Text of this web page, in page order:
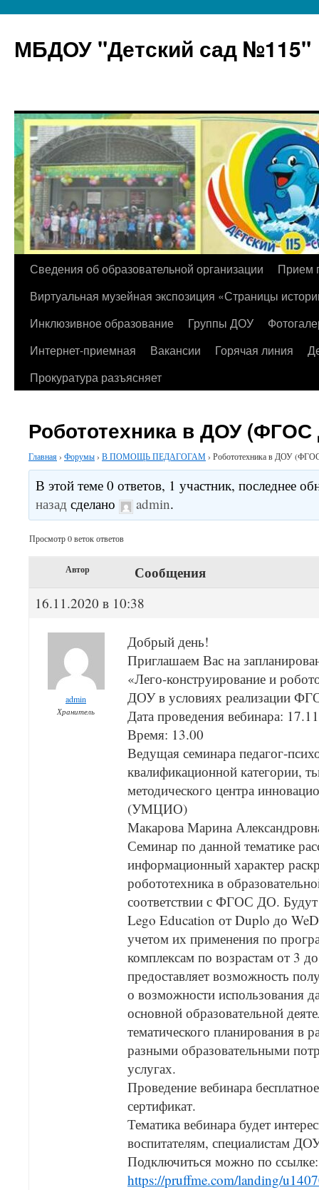
МБДОУ "Детский сад №115"
Перейти
содержимому
Сведения об образовательной организации
Прием
Виртуальная музейная экспозиция «Страницы
Инклюзивное образование
Группы ДОУ
Интернет-приемная
Вакансии Горячая линия
Прокуратура разъясняет
Робототехника в ДОУ
Главная› Форумы› В ПОМОЩЬ ПЕДАГОГАМ› Робототехника в ДОУ
В этой теме 0 ответов, 1 участник, последнее
назад сделано admin.
Просмотр 0 веток ответов
Автор Сообщения
16.11.2020 в 10:38
admin
Хранитель
Добрый день!
Приглашаем Вас на
«Лего-конструирование и
ДОУ в условиях реализации
Дата проведения вебинара:
Время: 13.00
Ведущая семинара педагог-
квалификационной категории,
методического центра
(УМЦИО)
Макарова Марина
Семинар по данной тематике
информационный характер
робототехника в
соответствии с ФГОС ДО. Будут
Lego Education от Duplo до
учетом их применения по
комплексам по возрастам от 3
предоставляет возможность
о возможности использования
основной образовательной
тематического планирования в
разными образовательными
услугах.
Проведение вебинара
сертификат.
Тематика вебинара будет
воспитателям, специалистам
Подключиться можно по ссылке:
https://pruffme.com/landing/